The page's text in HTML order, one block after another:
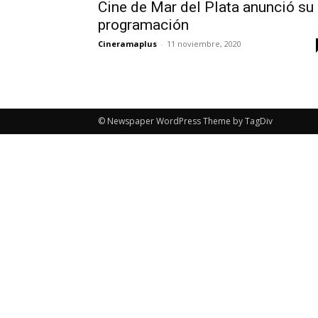
Cine de Mar del Plata anunció su
programación
Cineramaplus - 11 noviembre, 2020
© Newspaper WordPress Theme by TagDiv